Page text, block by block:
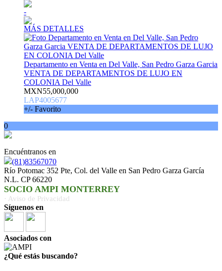
-
MÁS DETALLES
Departamento en Venta en Del Valle, San Pedro Garza Garcia
VENTA DE DEPARTAMENTOS DE LUJO EN
COLONIA Del Valle
MXN55,000,000
LAP4005677
+/- Favorito
0
Encuéntranos en
(81)83567070
Río Potomac 352 Pte, Col. del Valle en San Pedro Garza García
N.L. CP 66220
SOCIO AMPI MONTERREY
· Aviso de Privacidad
Síguenos en
Asociados con
¿Qué estás buscando?